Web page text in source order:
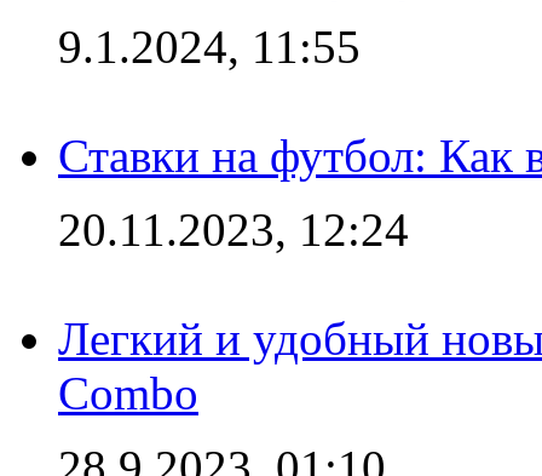
9.1.2024, 11:55
Ставки на футбол: Как
20.11.2023, 12:24
Легкий и удобный
Combo